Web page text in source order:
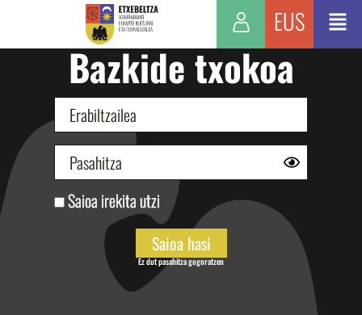
EUS
Bazkide txokoa
Saioa irekita utzi
Ez dut pasahitza gogoratzen